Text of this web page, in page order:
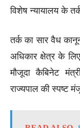
विशेष न्यायालय के
तर्क का सार वैध
अधिकार क्षेत्र के
मौजूदा कैबिनेट
राज्यपाल की स्पष्ट